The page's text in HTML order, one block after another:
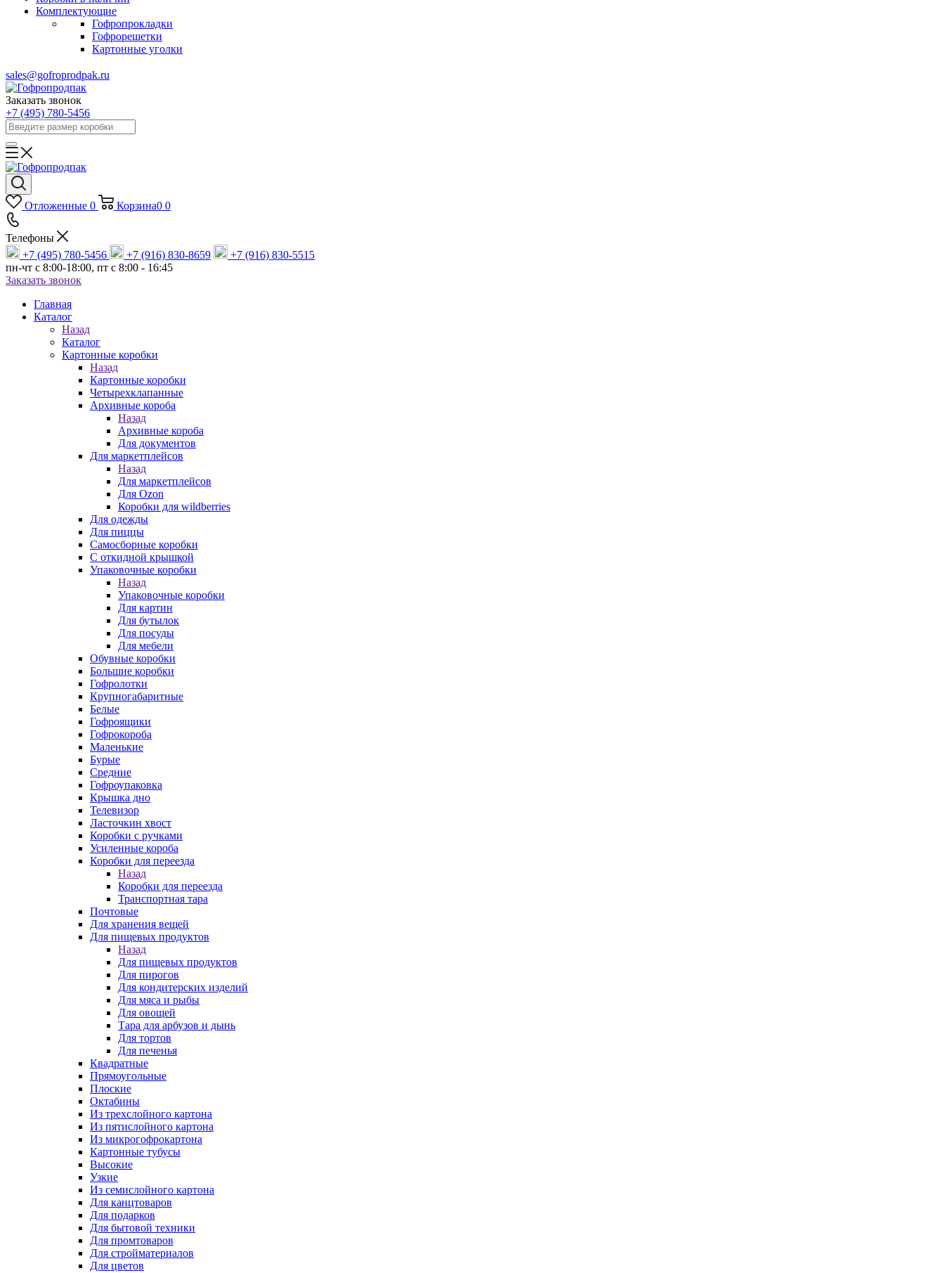
Комплектующие
Гофропрокладки
Гофрорешетки
Картонные уголки
sales@gofroprodpak.ru
Заказать звонок
+7 (495) 780-5456
Отложенные 0 Корзина0 0
Телефоны
+7 (495) 780-5456
+7 (916) 830-8659
+7 (916) 830-5515
пн-чт c 8:00-18:00, пт с 8:00 - 16:45
Заказать звонок
Главная
Каталог
Назад
Каталог
Картонные коробки
Назад
Картонные коробки
Четырехклапанные
Архивные короба
Назад
Архивные короба
Для документов
Для маркетплейсов
Назад
Для маркетплейсов
Для Ozon
Коробки для wildberries
Для одежды
Для пиццы
Самосборные коробки
С откидной крышкой
Упаковочные коробки
Назад
Упаковочные коробки
Для картин
Для бутылок
Для посуды
Для мебели
Обувные коробки
Большие коробки
Гофролотки
Крупногабаритные
Белые
Гофроящики
Гофрокороба
Маленькие
Бурые
Средние
Гофроупаковка
Крышка дно
Телевизор
Ласточкин хвост
Коробки с ручками
Усиленные короба
Коробки для переезда
Назад
Коробки для переезда
Транспортная тара
Почтовые
Для хранения вещей
Для пищевых продуктов
Назад
Для пищевых продуктов
Для пирогов
Для кондитерских изделий
Для мяса и рыбы
Для овощей
Тара для арбузов и дынь
Для тортов
Для печенья
Квадратные
Прямоугольные
Плоские
Октабины
Из трехслойного картона
Из пятислойного картона
Из микрогофрокартона
Картонные тубусы
Высокие
Узкие
Из семислойного картона
Для канцтоваров
Для подарков
Для бытовой техники
Для промтоваров
Для стройматериалов
Для цветов